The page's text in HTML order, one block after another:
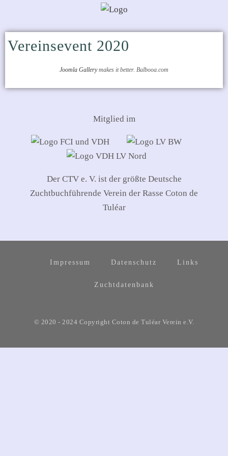
Vereinsevent 2020
Joomla Gallerymakes it better. Balbooa.com
Mitglied im
Der CTV e. V. ist der größte Deutsche
Zuchtbuchführende Verein der Rasse Coton de
Tuléar
Impressum Datenschutz Links
Zuchtdatenbank
© 2020 - 2024 Copyright Coton de Tuléar Verein e.V.